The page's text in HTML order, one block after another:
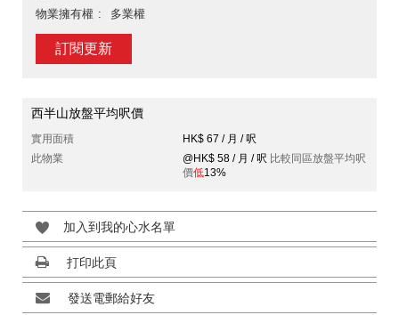
物業擁有權
多業權
訂閱更新
西半山放盤平均呎價
實用面積
HK$ 67 / 月 / 呎
此物業
@HK$ 58 / 月 / 呎 比較同區放盤平均呎
價低13%
加入到我的心水名單
打印此頁
發送電郵給好友